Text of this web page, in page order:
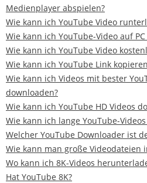
Medienplayer abspielen?
Wie kann ich YouTube Video
Wie kann ich YouTube-Video auf
Wie kann ich YouTube Video
Wie kann ich YouTube Link
Wie kann ich Videos mit bester
downloaden?
Wie kann ich YouTube HD Videos
Wie kann ich lange YouTube-
Welcher YouTube Downloader ist
Wie kann man große Videodateien
Wo kann ich 8K-Videos
Hat YouTube 8K?